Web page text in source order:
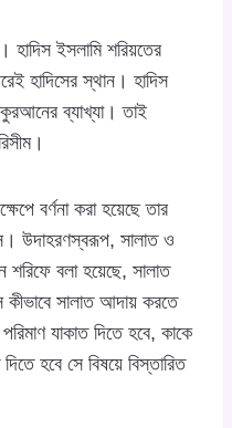
ইসলামি শরিয়তের
হাদিসের স্থান। হাদিস
ব্যাখ্যা। তাই
বর্ণনা করা হয়েছে তার
উদাহরণস্বরূপ, সালাত ও
বলা হয়েছে, সালাত
কীভাবে সালাত আদায় করতে
যাকাত দিতে হবে, কাকে
হবে সে বিষয়ে বিস্তারিত